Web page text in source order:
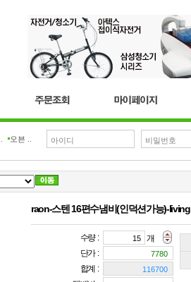
오븐 ..
raon-스텐 16편수냄비(인덕션가능)-living
수량 :
개
단가 :
합계 :